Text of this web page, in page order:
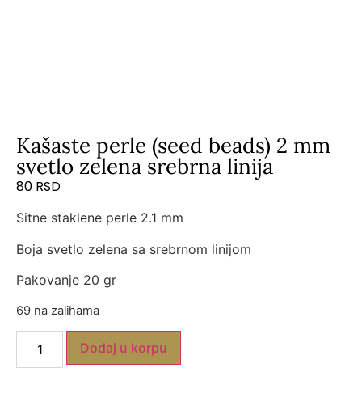
Kašaste perle (seed beads) 2 mm
svetlo zelena srebrna linija
80 RSD
Sitne staklene perle 2.1 mm
Boja svetlo zelena sa srebrnom linijom
Pakovanje 20 gr
69 na zalihama
Dodaj u korpu